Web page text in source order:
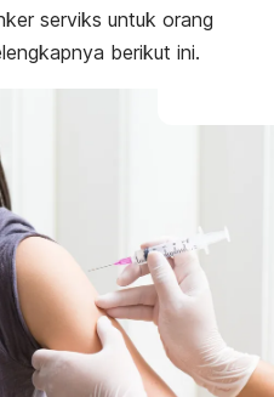
serviks untuk orang
berikut ini.